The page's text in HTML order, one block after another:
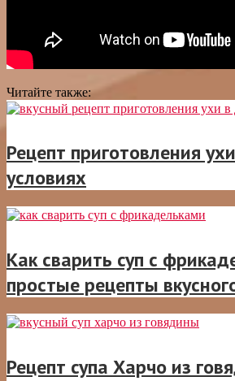
Читайте также:
Рецепт приготовления
условиях
Как сварить суп с
простые рецепты
Рецепт супа Харчо из